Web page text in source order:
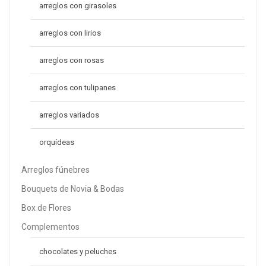
arreglos con girasoles
arreglos con lirios
arreglos con rosas
arreglos con tulipanes
arreglos variados
orquídeas
Arreglos fúnebres
Bouquets de Novia & Bodas
Box de Flores
Complementos
chocolates y peluches
Ramo 6 Rosas